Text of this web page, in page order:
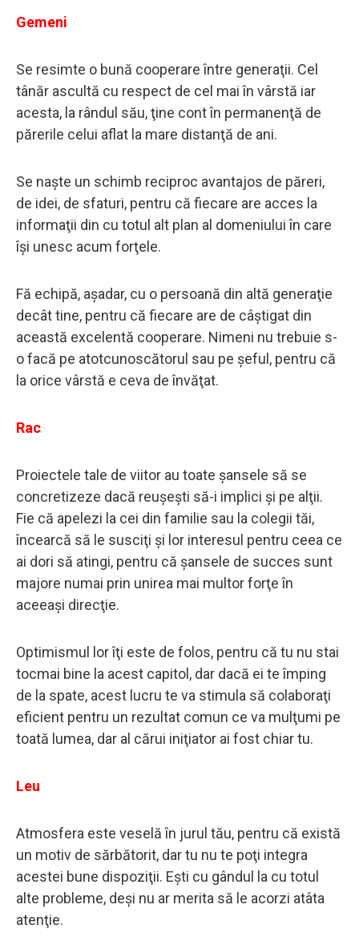
Gemeni
Se resimte o bună cooperare între generaţii. Cel
tânăr ascultă cu respect de cel mai în vârstă iar
acesta, la rândul său, ţine cont în permanenţă de
părerile celui aflat la mare distanţă de ani.
Se naşte un schimb reciproc avantajos de păreri,
de idei, de sfaturi, pentru că fiecare are acces la
informaţii din cu totul alt plan al domeniului în care
îşi unesc acum forţele.
Fă echipă, aşadar, cu o persoană din altă generaţie
decât tine, pentru că fiecare are de câştigat din
această excelentă cooperare. Nimeni nu trebuie s-
o facă pe atotcunoscătorul sau pe şeful, pentru că
la orice vârstă e ceva de învăţat.
Rac
Proiectele tale de viitor au toate şansele să se
concretizeze dacă reuşeşti să-i implici şi pe alţii.
Fie că apelezi la cei din familie sau la colegii tăi,
încearcă să le susciţi şi lor interesul pentru ceea ce
ai dori să atingi, pentru că şansele de succes sunt
majore numai prin unirea mai multor forţe în
aceeaşi direcţie.
Optimismul lor îţi este de folos, pentru că tu nu stai
tocmai bine la acest capitol, dar dacă ei te împing
de la spate, acest lucru te va stimula să colaboraţi
eficient pentru un rezultat comun ce va mulţumi pe
toată lumea, dar al cărui iniţiator ai fost chiar tu.
Leu
Atmosfera este veselă în jurul tău, pentru că există
un motiv de sărbătorit, dar tu nu te poţi integra
acestei bune dispoziţii. Eşti cu gândul la cu totul
alte probleme, deşi nu ar merita să le acorzi atâta
atenţie.